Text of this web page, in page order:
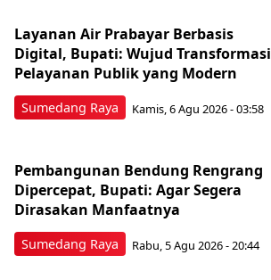
Sumedang Raya
Layanan Air Prabayar Berbasis
Digital, Bupati: Wujud Transformasi
Pelayanan Publik yang Modern
Kamis, 6 Agu 2026 - 03:58
Sumedang Raya
Pembangunan Bendung Rengrang
Dipercepat, Bupati: Agar Segera
Dirasakan Manfaatnya
Rabu, 5 Agu 2026 - 20:44